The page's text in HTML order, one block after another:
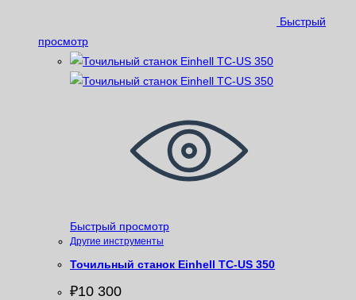
Быстрый
просмотр
Быстрый просмотр
Другие инструменты
Точильный станок Einhell TC-US 350
₽10 300